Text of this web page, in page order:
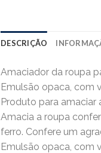
DESCRIÇÃO
Amaciador da roupa
Emulsão opaca, com
Produto para amaciar
Amacia a roupa
ferro. Confere um
Emulsão opaca, com